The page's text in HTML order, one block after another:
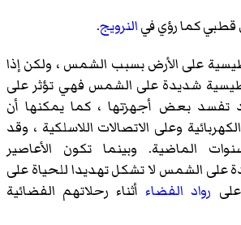
كما رؤي فيالنرويج.
على الأرض بسبب الشمس ، ولكن إذا
شديدة على الشمس فهي تؤثر على
تفسد بعض أجهزتها ، كما يمكنها أن
وعلى الاتصالات اللاسلكية ، وقد
الماضية. وبينما تكون الأعاصير
على الشمس لا تشكل تهديدا للحياة على
رواد الفضاء أثناء رحلاتهم الفضائية